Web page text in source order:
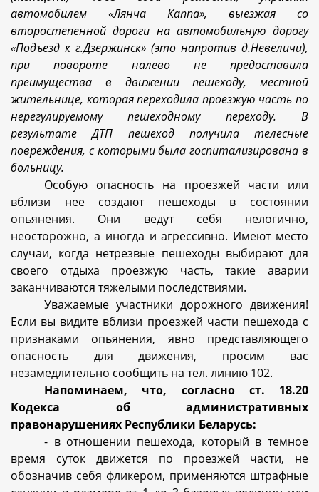
автомобилем «Лянча Каппа», выезжая со
второстепенной дороги на автомобильную дорогу
«Подъезд к г.Дзержинск» (это напротив д.Невеличи),
при повороте налево не предоставила
преимущества в движении пешеходу, местной
жительнице, которая переходила проезжую часть по
нерегулируемому пешеходному переходу. В
результате ДТП пешеход получила телесные
повреждения, с которыми была госпитализирована в
больницу.
Особую опасность на проезжей части или
вблизи нее создают пешеходы в состоянии
опьянения. Они ведут себя нелогично,
неосторожно, а иногда и агрессивно. Имеют место
случаи, когда нетрезвые пешеходы выбирают для
своего отдыха проезжую часть, такие аварии
заканчиваются тяжелыми последствиями.
Уважаемые участники дорожного движения!
Если вы видите вблизи проезжей части пешехода с
признаками опьянения, явно представляющего
опасность для движения, просим вас
незамедлительно сообщить на тел. линию 102.
Напоминаем, что, согласно ст. 18.20
Кодекса об административных
правонарушениях Республики Беларусь:
- в отношении пешехода, который в темное
время суток движется по проезжей части, не
обозначив себя фликером, применяются штрафные